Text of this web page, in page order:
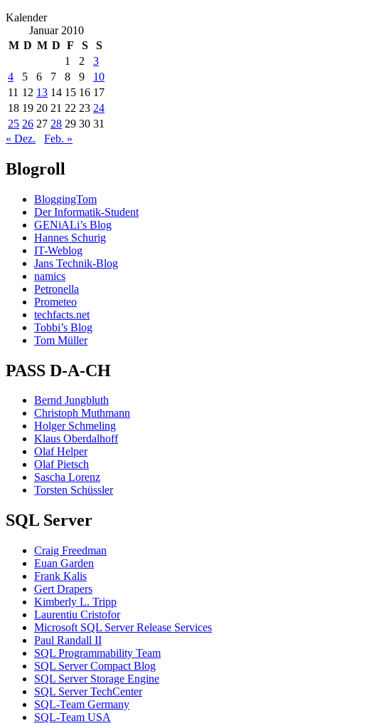
Kalender
Januar 2010
M D M D F S
S
1
2
3
4
5 6 7 8 9
10
11 12 13 14 15 16 17
18 19 20 21 22 23 24
25 26 27 28 29 30 31
« Dez.
Feb. »
Blogroll
BloggingTom
Der Informatik-Student
GENiALi’s Blog
Hannes Schurig
IT-Weblog
Jans Technik-Blog
namics
Petronella
Prometeo
techfacts.net
Tobbi’s Blog
Tom Müller
PASS D-A-CH
Bernd Jungbluth
Christoph Muthmann
Holger Schmeling
Klaus Oberdalhoff
Olaf Helper
Olaf Pietsch
Sascha Lorenz
Torsten Schüssler
SQL Server
Craig Freedman
Euan Garden
Frank Kalis
Gert Drapers
Kimberly L. Tripp
Laurentiu Cristofor
Microsoft SQL Server Release Services
Paul Randall II
SQL Programmability Team
SQL Server Compact Blog
SQL Server Storage Engine
SQL Server TechCenter
SQL-Team Germany
SQL-Team USA